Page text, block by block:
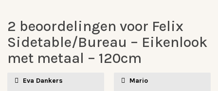
2 beoordelingen voor Felix
Sidetable/Bureau – Eikenlook
met metaal – 120cm
Eva Dankers
getrokken. Achteraf ook
Mario